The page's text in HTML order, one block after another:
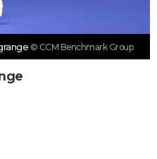
© CCM Benchmark Group